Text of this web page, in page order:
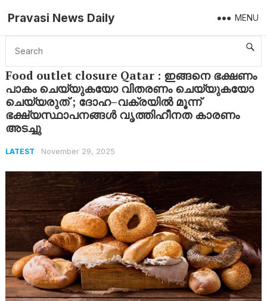
Pravasi News Daily MENU
Home Latest Food outlet closure Qatar : ഇങ്ങനെ ഭക്ഷണം പാകം ചെയ്യുകയോ വിതരണം ചെയ്യുകയോ ചെയ്യരുത് ; ദോഹ–വക്രയിൽ മൂന്ന് ഭക്ഷ്യസ്ഥാപനങ്ങൾ വൃത്തിഹീനത കാരണം അടച്ചു
Food outlet closure Qatar : ഇങ്ങനെ ഭക്ഷണം
പാകം ചെയ്യുകയോ വിതരണം ചെയ്യുകയോ
ചെയ്യരുത് ; ദോഹ–വക്രയിൽ മൂന്ന്
ഭക്ഷ്യസ്ഥാപനങ്ങൾ വൃത്തിഹീനത കാരണം
അടച്ചു
LATEST November 29, 2025